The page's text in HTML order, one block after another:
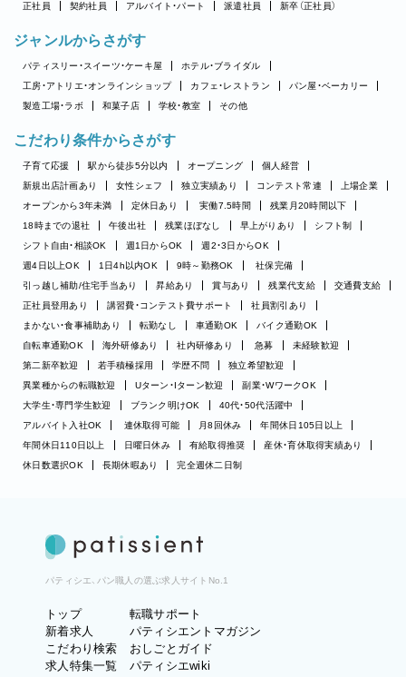
正社員 契約社員 アルバイト・パート 派遣社員 新卒（正社員）
ジャンルからさがす
パティスリー・スイーツ・ケーキ屋
ホテル・ブライダル
工房・アトリエ・オンラインショップ
カフェ・レストラン
パン屋・ベーカリー
製造工場・ラボ
和菓子店 学校・教室 その他
こだわり条件からさがす
子育て応援 駅から徒歩5分以内 オープニング
個人経営
新規出店計画あり
女性シェフ 独立実績あり コンテスト常連
上場企業
オープンから3年未満
定休日あり 実働7.5時間
残業月20時間以下
18時までの退社
午後出社 残業ほぼなし 早上がりあり
シフト制
シフト自由・相談OK
週1日からOK
週2・3日からOK
週4日以上OK
1日4h以内OK 9時～勤務OK
社保完備
引っ越し補助/住宅手当あり
昇給あり 賞与あり 残業代支給
交通費支給
正社員登用あり
講習費・コンテスト費サポート
社員割引あり
まかない・食事補助あり
転勤なし 車通勤OK
バイク通勤OK
自転車通勤OK
海外研修あり 社内研修あり 急募
未経験歓迎
第二新卒歓迎
若手積極採用 学歴不問
独立希望歓迎
異業種からの転職歓迎
Uターン・Iターン歓迎
副業・WワークOK
大学生・専門学生歓迎
ブランク明けOK
40代・50代活躍中
アルバイト入社OK
連休取得可能 月8回休み
年間休日105日以上
年間休日110日以上
日曜日休み 有給取得推奨
産休・育休取得実績あり
休日数選択OK
長期休暇あり 完全週休二日制
パティシエ、パン職人の選ぶ求人サイトNo.1
トップ
新着求人
こだわり検索
求人特集一覧
転職サポート
パティシエントマガジン
おしごとガイド
パティシエwiki